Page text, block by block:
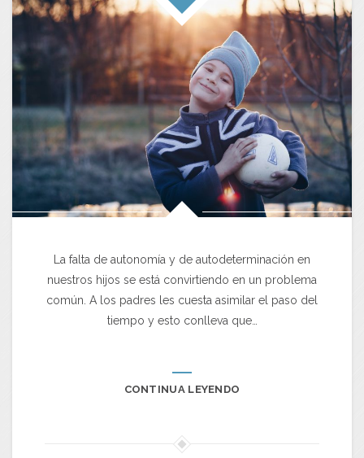
La falta de autonomía y de autodeterminación en
nuestros hijos se está convirtiendo en un problema
común. A los padres les cuesta asimilar el paso del
tiempo y esto conlleva que…
CONTINUA LEYENDO